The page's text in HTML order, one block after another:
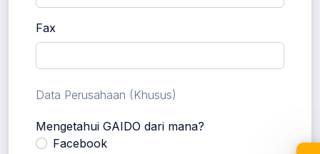
Fax
Data Perusahaan (Khusus)
Mengetahui GAIDO dari mana?
Facebook